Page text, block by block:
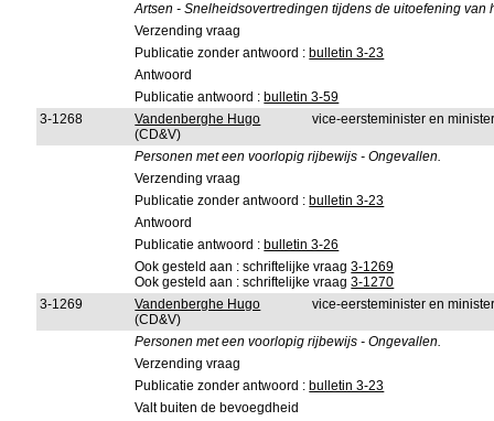
Artsen - Snelheidsovertredingen tijdens de uitoefening van
Verzending vraag
Publicatie zonder antwoord : bulletin 3-23
Antwoord
Publicatie antwoord : bulletin 3-59
3-1268
Vandenberghe Hugo
(CD&V)
vice-eersteminister en
Personen met een voorlopig rijbewijs - Ongevallen.
Verzending vraag
Publicatie zonder antwoord : bulletin 3-23
Antwoord
Publicatie antwoord : bulletin 3-26
Ook gesteld aan : schriftelijke vraag3-1269
Ook gesteld aan : schriftelijke vraag3-1270
3-1269
Vandenberghe Hugo
(CD&V)
vice-eersteminister en
Personen met een voorlopig rijbewijs - Ongevallen.
Verzending vraag
Publicatie zonder antwoord : bulletin 3-23
Valt buiten de bevoegdheid